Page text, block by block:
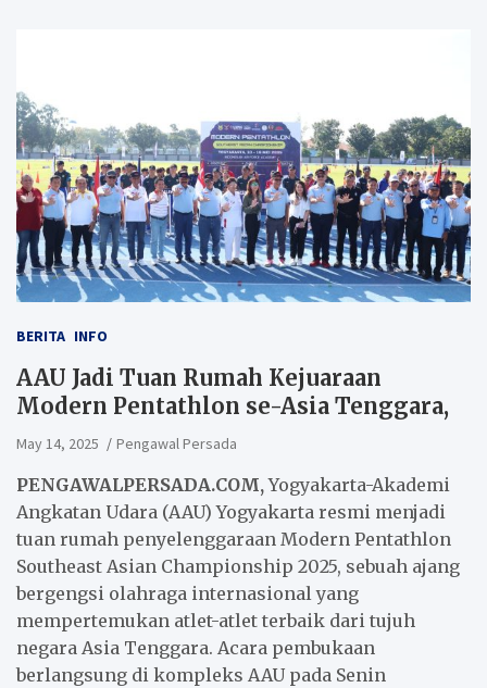
BERITA INFO
AAU Jadi Tuan Rumah Kejuaraan
Modern Pentathlon se-Asia Tenggara,
May 14, 2025 Pengawal Persada
PENGAWALPERSADA.COM,Yogyakarta-Akademi
Angkatan Udara (AAU) Yogyakarta resmi menjadi
tuan rumah penyelenggaraan Modern Pentathlon
Southeast Asian Championship 2025, sebuah ajang
bergengsi olahraga internasional yang
mempertemukan atlet-atlet terbaik dari tujuh
negara Asia Tenggara. Acara pembukaan
berlangsung di kompleks AAU pada Senin